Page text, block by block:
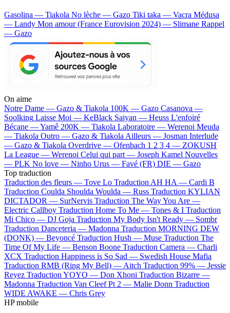
Gasolina — Tiakola No lèche — Gazo Tiki taka — Vacra Médusa
— Landy Mon amour (France Eurovision 2024) — Slimane Rappel
— Gazo
On aime
Notre Dame — Gazo & Tiakola 100K — Gazo Casanova —
Soolking Laisse Moi — KeBlack Saiyan — Heuss L'enfoiré
Bécane —Yamê 200K — Tiakola Laboratoire — Werenoi Meuda
— Tiakola Outro — Gazo & Tiakola Ailleurs — Josman Interlude
— Gazo & Tiakola Overdrive — Ofenbach 1 2 3 4 — ZOKUSH
La League — Werenoi Celui qui part — Joseph Kamel Nouvelles
— PLK No love — Ninho Urus — Favé (FR) DIE — Gazo
Top traduction
Traduction des fleurs — Tove Lo Traduction AH HA — Cardi B
Traduction Coulda Shoulda Woulda — Russ Traduction KYLIAN
DICTADOR — SurNervis Traduction The Way You Are —
Electric Callboy Traduction Home To Me — Tones & I Traduction
Mi Chico — DJ Goja Traduction My Body Isn't Ready — Sombr
Traduction Danceteria — Madonna Traduction MORNING DEW
(DONK) — Beyoncé Traduction Hush — Muse Traduction The
Time Of My Life — Benson Boone Traduction Camera — Charli
XCX Traduction Happiness is So Sad — Swedish House Mafia
Traduction RMB (Ring My Bell) — Aitch Traduction 99% — Jessie
Reyez Traduction YOYO — Don Xhoni Traduction Bizarre —
Madonna Traduction Van Cleef Pt 2 — Malie Donn Traduction
WIDE AWAKE — Chris Grey
HP mobile